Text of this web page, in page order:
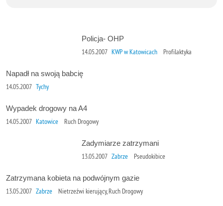
Policja- OHP
14.05.2007 KWP w Katowicach Profilaktyka
Napadł na swoją babcię
14.05.2007 Tychy
Wypadek drogowy na A4
14.05.2007 Katowice Ruch Drogowy
Zadymiarze zatrzymani
13.05.2007 Zabrze Pseudokibice
Zatrzymana kobieta na podwójnym gazie
13.05.2007 Zabrze Nietrzeźwi kierujący, Ruch Drogowy